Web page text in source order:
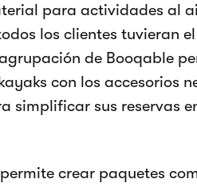
para actividades al
los clientes tuvieran
de Booqable
con los accesorios
simplificar sus reservas
crear paquetes